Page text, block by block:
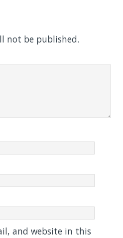
not be published.
and website in this